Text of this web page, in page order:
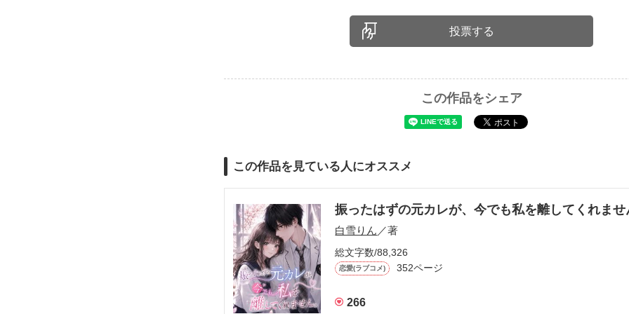
投票する
この作品をシェア
この作品を見ている人にオススメ
振ったはずの元カレが、今でも私を離してくれませ
白雪りん ／著
総文字数/88,326
恋愛(ラブコメ) 352ページ
266